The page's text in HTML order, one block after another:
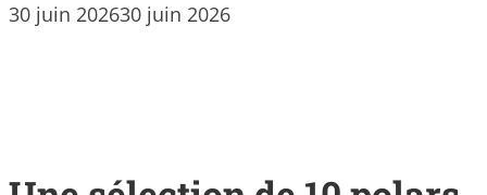
30 juin 202630 juin 2026